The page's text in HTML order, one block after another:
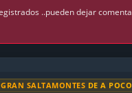
..pueden dejar
GRAN SALTAMONTES DE A